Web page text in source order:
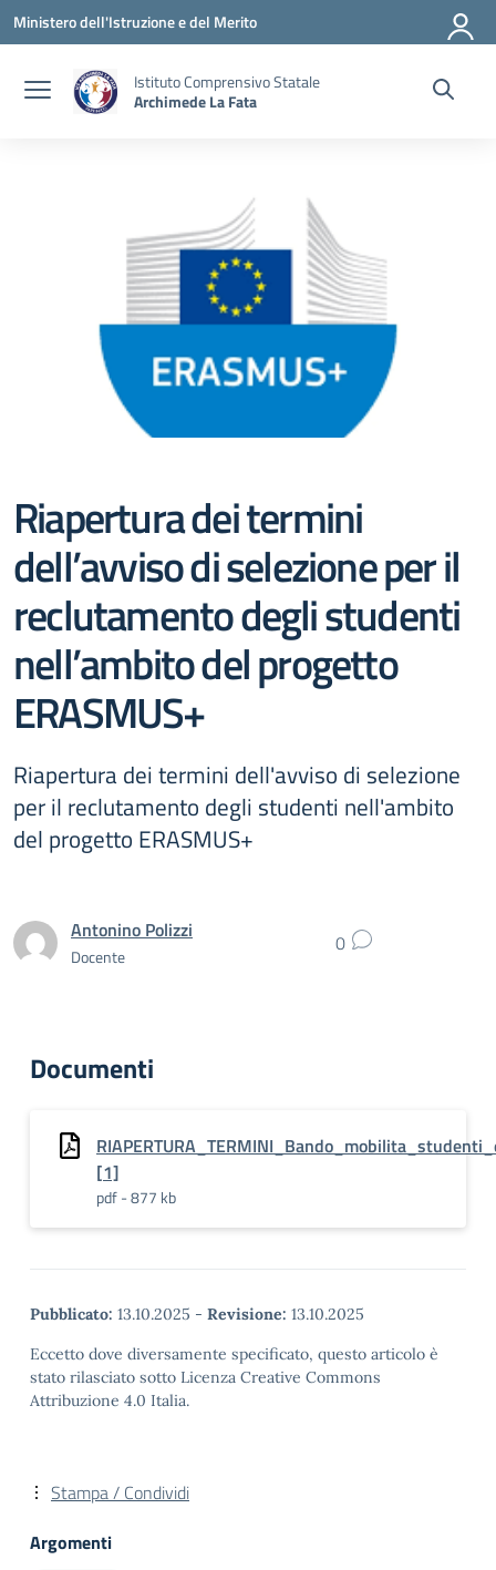
Vai ai contenuti
Vai al menu di navigazione
Vai al footer
Ministero dell'Istruzione e del Merito
Istituto Comprensivo Statale
Archimede La Fata
Riapertura dei termini
dell’avviso di selezione per il
reclutamento degli studenti
nell’ambito del progetto
ERASMUS+
Riapertura dei termini dell'avviso di selezione
per il reclutamento degli studenti nell'ambito
del progetto ERASMUS+
Antonino Polizzi
Docente 0
Documenti
[1]
pdf - 877 kb
Pubblicato: 13.10.2025 - Revisione: 13.10.2025
Eccetto dove diversamente specificato, questo articolo è
stato rilasciato sotto Licenza Creative Commons
Attribuzione 4.0 Italia.
Stampa / Condividi
Argomenti